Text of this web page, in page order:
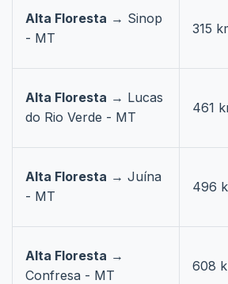
Alta Floresta → Sinop
- MT
315
Alta Floresta → Lucas
do Rio Verde - MT
461
Alta Floresta → Juína
- MT
496
Alta Floresta →
Confresa - MT
608